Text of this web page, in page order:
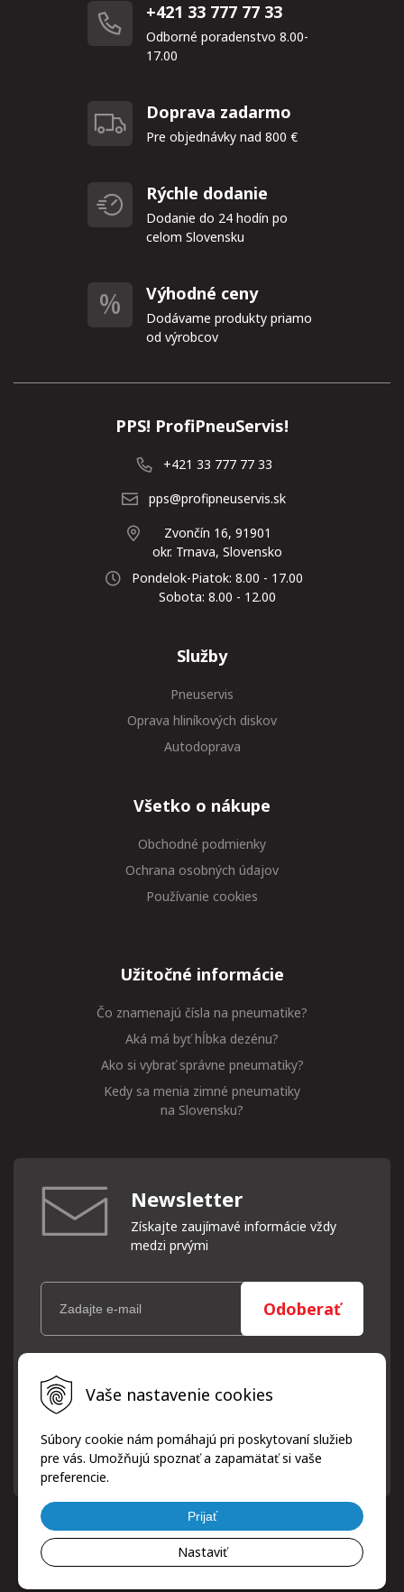
Vaše nastavenie cookies
Súbory cookie nám pomáhajú pri poskytovaní služieb
pre vás. Umožňujú spoznať a zapamätať si vaše
preferencie.
Prijať
Nastaviť
+421 33 777 77 33
Odborné poradenstvo 8.00-
17.00
Doprava zadarmo
Pre objednávky nad 800 €
Rýchle dodanie
Dodanie do 24 hodín po
celom Slovensku
Výhodné ceny
Dodávame produkty priamo
od výrobcov
PPS! ProfiPneuServis!
+421 33 777 77 33
pps@profipneuservis.sk
Zvončín 16, 91901
okr. Trnava, Slovensko
Pondelok-Piatok: 8.00 - 17.00
Sobota: 8.00 - 12.00
Služby
Pneuservis
Oprava hliníkových diskov
Autodoprava
Všetko o nákupe
Obchodné podmienky
Ochrana osobných údajov
Používanie cookies
Užitočné informácie
Čo znamenajú čísla na pneumatike?
Aká má byť hĺbka dezénu?
Ako si vybrať správne pneumatiky?
Kedy sa menia zimné pneumatiky
na Slovensku?
Newsletter
Získajte zaujímavé informácie vždy
medzi prvými
Odoberať
Vaše osobné údaje (email) budeme spracovávať len za týmto
účelom v súlade s platnou legislatívou a zásadami ochrany
osobných údajov. Súhlas potvrdíte kliknutím na odkaz, ktorý
písomne, emailom alebo kliknutím na odkaz z ktoréhokoľvek
informačného emailu.
© 2026 ProfiPneuServis!